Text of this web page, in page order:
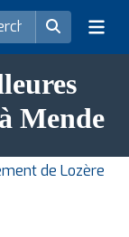
Mende
de Lozère